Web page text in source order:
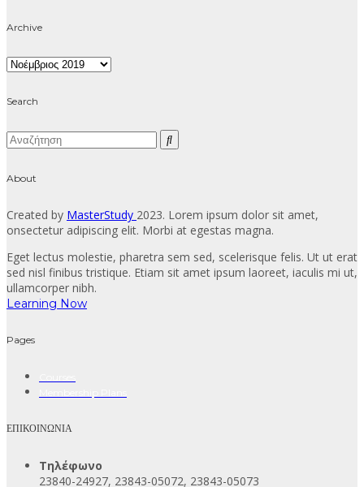
Archive
Archive
Search
About
Created by MasterStudy 2023. Lorem ipsum dolor sit amet,
onsectetur adipiscing elit. Morbi at egestas magna.
Eget lectus molestie, pharetra sem sed, scelerisque felis. Ut ut erat
sed nisl finibus tristique. Etiam sit amet ipsum laoreet, iaculis mi ut,
ullamcorper nibh.
Learning Now
Pages
ΕΠΙΚΟΙΝΩΝΙΑ
Τηλέφωνο
23840-24927, 23843-05072, 23843-05073